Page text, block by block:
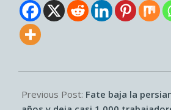
02-
25
Previous Post: Fate baja la